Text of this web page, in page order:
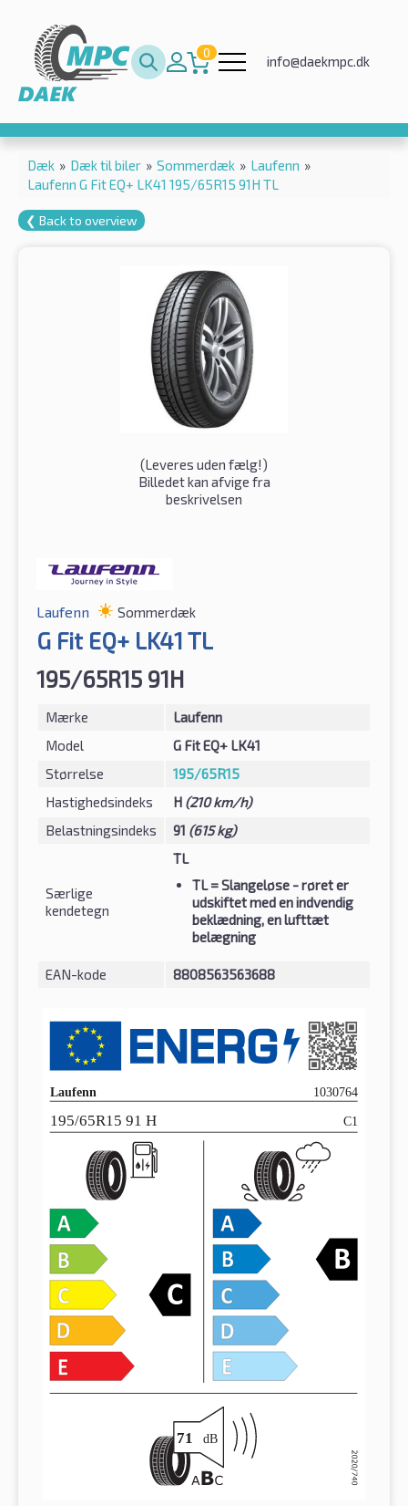
0
info@daekmpc.dk
Dæk » Dæk til biler » Sommerdæk » Laufenn »
Laufenn G Fit EQ+ LK41 195/65R15 91H TL
❮ Back to overview
(Leveres uden fælg!)
Billedet kan afvige fra
beskrivelsen
Laufenn Sommerdæk
G Fit EQ+ LK41 TL
195/65R15 91H
Mærke
Laufenn
Model
G Fit EQ+ LK41
Størrelse
195/65R15
Hastighedsindeks
H (210 km/h)
Belastningsindeks
91 (615 kg)
Særlige
kendetegn
TL
TL= Slangeløse - røret er
udskiftet med en indvendig
beklædning, en lufttæt
belægning
EAN-kode 8808563563688